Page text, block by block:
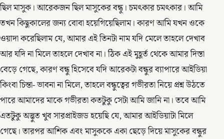
ছিল মাসুক। আরেকজন ছিল মাসুকের বন্ধু। চমৎকার চমৎকার। আমি
তখন কিছুকালের জন্য বোবা হয়েগিয়েছিলাম। কারণ আমি যখন ওকে
ওয়াদা করেছিলাম যে, আমার এই তিনটা নাম যদি মেলে তাহলে দেখাব
আর যদি না মিলে তাহলে দেখাব না। ঠিক এই মুহূর্ত থেকে আমার দিস্তা
বেড়ে গেছে, কারণ বন্ধু হিসেবে যদি আরেকটা বন্ধুর ব্যাপারে আইডিয়া
কিংবা চিন্তা- ভাবনা না মিলে, তাহলে বন্ধুত্বের গভীরতা নিয়ে প্রশ্ন উঠতে
পারে আমাদের মাকে গভীরতা কতটুকু সেটা আমি জানি না। তবে আমি
এতটুকু অদ্ভুত খুব সারপ্রাইজড হয়েছি যে, আমার আইডিয়াটা মিলে
গেছে। তারপর আশিক এবং মাসুককে একা ছেড়ে দিয়ে মাসুকের বন্ধুর